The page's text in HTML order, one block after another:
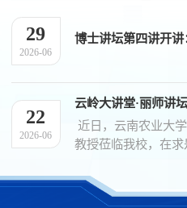
29
2026-06
22
2026-06
近日，云南农业大
教授莅临我校，在
屏障”为主题的精彩
新主持，学校150